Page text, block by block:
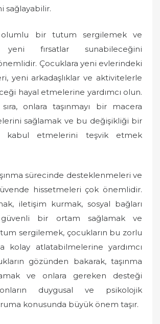
sağlayabilir.
olumlu bir tutum sergilemek ve
yeni fırsatlar sunabileceğini
Çocuklara yeni evlerindeki
yeni arkadaşlıklar ve aktivitelerle
hayal etmelerine yardımcı olun.
onlara taşınmayı bir macera
sağlamak ve bu değişikliği bir
kabul etmelerini teşvik etmek
sürecinde desteklenmeleri ve
hissetmeleri çok önemlidir.
iletişim kurmak, sosyal bağları
güvenli bir ortam sağlamak ve
sergilemek, çocukların bu zorlu
kolay atlatabilmelerine yardımcı
gözünden bakarak, taşınma
ve onlara gereken desteği
duygusal ve psikolojik
konusunda büyük önem taşır.